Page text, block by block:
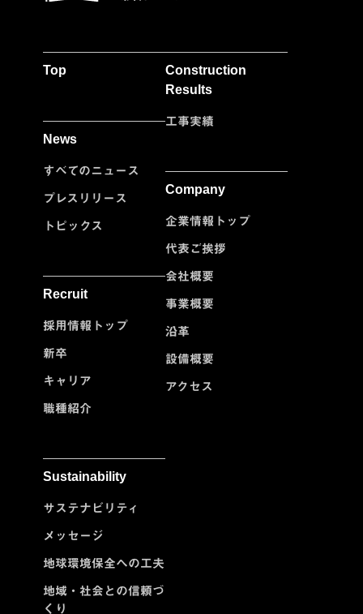
Top
News
すべてのニュース
プレスリリース
トピックス
Recruit
採用情報トップ
新卒
キャリア
職種紹介
Sustainability
サステナビリティ
メッセージ
地球環境保全への工夫
地域・社会との信頼づ
くり
Construction
Results
工事実績
Company
企業情報トップ
代表ご挨拶
会社概要
事業概要
沿革
設備概要
アクセス